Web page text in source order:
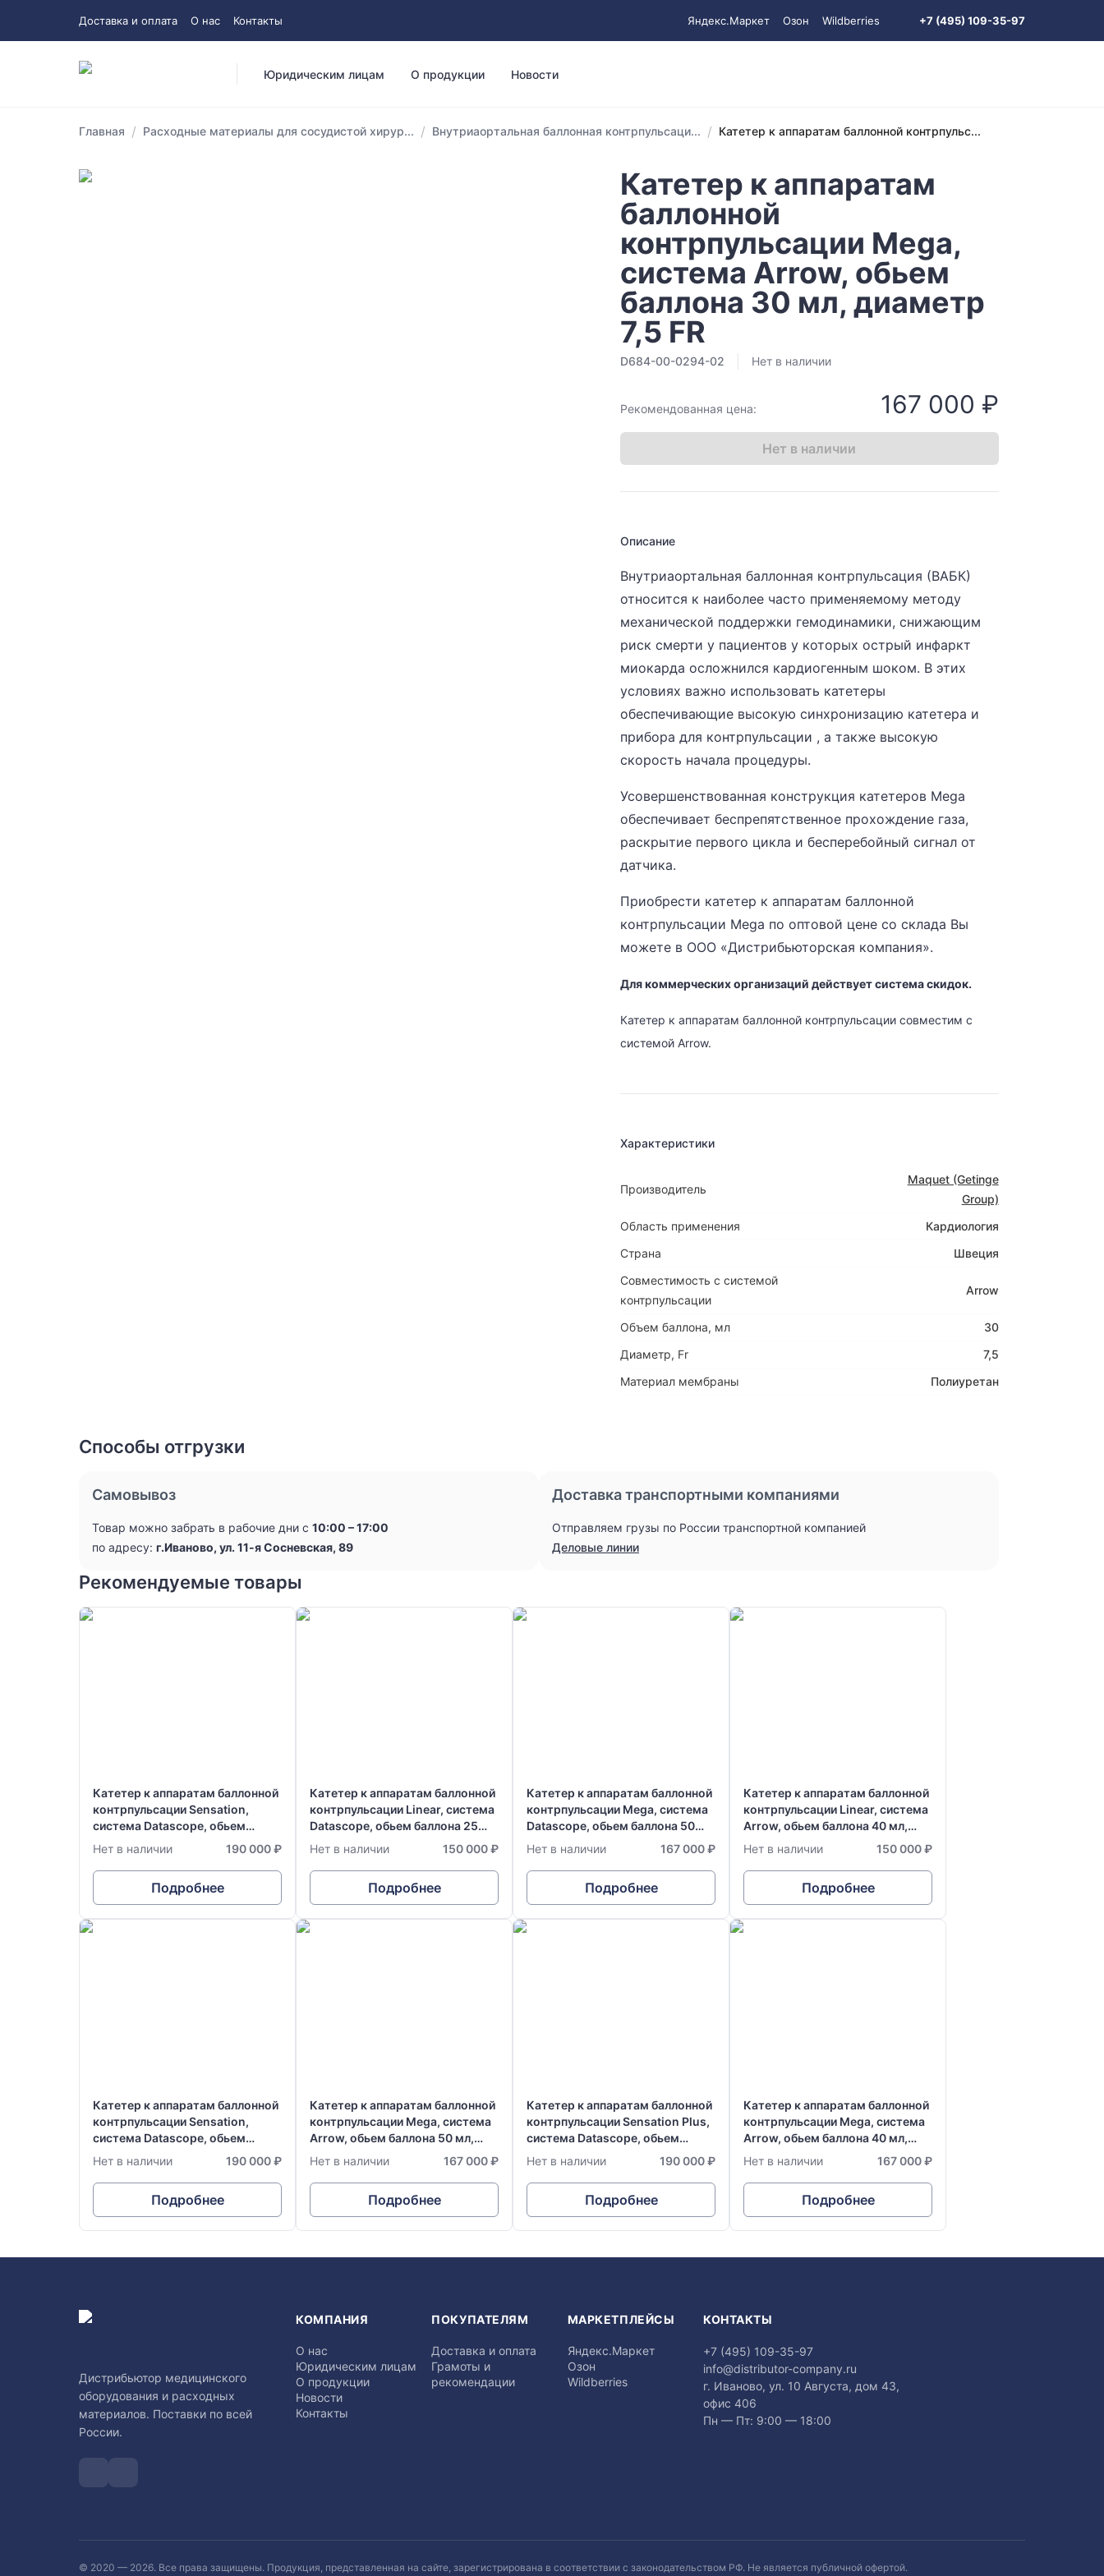
Доставка и оплата О нас Контакты Яндекс.Маркет Озон Wildberries +7 (495) 109-35-97
Юридическим лицам О продукции Новости
Главная / Расходные материалы для сосудистой хирур... / Внутриаортальная баллонная контрпульсаци... / Катетер к аппаратам баллонной контрпульс...
Катетер к аппаратам
баллонной
контрпульсации Mega,
система Arrow, обьем
баллона 30 мл, диаметр
7,5 FR
D684-00-0294-02 Нет в наличии
Рекомендованная цена: 167 000 ₽
Нет в наличии
Описание
Внутриаортальная баллонная контрпульсация (ВАБК)
относится к наиболее часто применяемому методу
механической поддержки гемодинамики, снижающим
риск смерти у пациентов у которых острый инфаркт
миокарда осложнился кардиогенным шоком. В этих
условиях важно использовать катетеры
обеспечивающие высокую синхронизацию катетера и
прибора для контрпульсации , а также высокую
скорость начала процедуры.
Усовершенствованная конструкция катетеров Mega
обеспечивает беспрепятственное прохождение газа,
раскрытие первого цикла и бесперебойный сигнал от
датчика.
Приобрести катетер к аппаратам баллонной
контрпульсации Mega по оптовой цене со склада Вы
можете в ООО «Дистрибьюторская компания».
Для коммерческих организаций действует система скидок.
Катетер к аппаратам баллонной контрпульсации совместим с
системой Arrow.
Характеристики
Производитель
Maquet (Getinge
Group)
Область применения
Кардиология
Страна
Швеция
Совместимость с системой
контрпульсации
Arrow
Объем баллона, мл
30
Диаметр, Fr
7,5
Материал мембраны
Полиуретан
Способы отгрузки
Самовывоз
Товар можно забрать в рабочие дни с 10:00 – 17:00
по адресу: г.Иваново, ул. 11-я Сосневская, 89
Доставка транспортными компаниями
Отправляем грузы по России транспортной компанией
Деловые линии
Рекомендуемые товары
Катетер к аппаратам баллонной
контрпульсации Sensation,
система Datascope, обьем
баллона 34 мл, диаметр 7,0 FR
Нет в наличии 190 000 ₽
Подробнее
Катетер к аппаратам баллонной
контрпульсации Linear, система
Datascope, обьем баллона 25
мл, диаметр 7,5 FR
Нет в наличии 150 000 ₽
Подробнее
Катетер к аппаратам баллонной
контрпульсации Mega, система
Datascope, обьем баллона 50
мл, диаметр 8,0 FR
Нет в наличии 167 000 ₽
Подробнее
Катетер к аппаратам баллонной
контрпульсации Linear, система
Arrow, обьем баллона 40 мл,
диаметр 7,5 FR
Нет в наличии 150 000 ₽
Подробнее
Катетер к аппаратам баллонной
контрпульсации Sensation,
система Datascope, обьем
баллона 40 мл, диаметр 7,0 FR
Нет в наличии 190 000 ₽
Подробнее
Катетер к аппаратам баллонной
контрпульсации Mega, система
Arrow, обьем баллона 50 мл,
диаметр 8,0 FR
Нет в наличии 167 000 ₽
Подробнее
Катетер к аппаратам баллонной
контрпульсации Sensation Plus,
система Datascope, обьем
баллона 50 мл, диаметр 8,0 FR
Нет в наличии 190 000 ₽
Подробнее
Катетер к аппаратам баллонной
контрпульсации Mega, система
Arrow, обьем баллона 40 мл,
диаметр 7,5 FR
Нет в наличии 167 000 ₽
Подробнее
Дистрибьютор медицинского
оборудования и расходных
материалов. Поставки по всей
России.
КОМПАНИЯ
О нас
Юридическим лицам
О продукции
Новости
Контакты
ПОКУПАТЕЛЯМ
Доставка и оплата
Грамоты и
рекомендации
МАРКЕТПЛЕЙСЫ
Яндекс.Маркет
Озон
Wildberries
КОНТАКТЫ
+7 (495) 109-35-97
info@distributor-company.ru
г. Иваново, ул. 10 Августа, дом 43,
офис 406
Пн — Пт: 9:00 — 18:00
© 2020 — 2026. Все права защищены. Продукция, представленная на сайте, зарегистрирована в соответствии с законодательством РФ. Не является публичной офертой.